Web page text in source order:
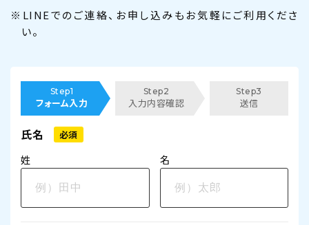
※LINEでのご連絡、お申し込みもお気軽にご利用くださ
い。
Step1
フォーム入力
Step2
入力内容確認
Step3
送信
氏名 必須
姓 名